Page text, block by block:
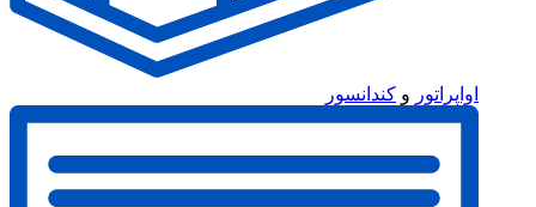
اواپراتور و کندانسور